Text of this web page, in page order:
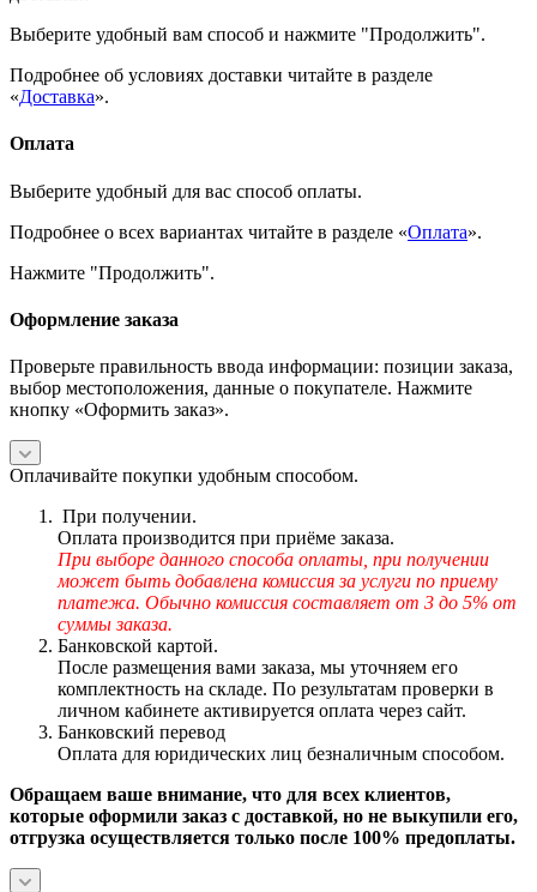
Выберите удобный вам способ и нажмите "Продолжить".
Подробнее об условиях доставки читайте в разделе
«Доставка».
Оплата
Выберите удобный для вас способ оплаты.
Подробнее о всех вариантах читайте в разделе «Оплата».
Нажмите "Продолжить".
Оформление заказа
Проверьте правильность ввода информации: позиции заказа,
выбор местоположения, данные о покупателе. Нажмите
кнопку «Оформить заказ».
Оплачивайте покупки удобным способом.
При получении.
Оплата производится при приёме заказа.
При выборе данного способа оплаты, при получении
может быть добавлена комиссия за услуги по приему
платежа. Обычно комиссия составляет от 3 до 5% от
суммы заказа.
Банковской картой.
После размещения вами заказа, мы уточняем его
комплектность на складе. По результатам проверки в
личном кабинете активируется оплата через сайт.
Банковский перевод
Оплата для юридических лиц безналичным способом.
Обращаем ваше внимание, что для всех клиентов,
которые оформили заказ с доставкой, но не выкупили его,
отгрузка осуществляется только после 100% предоплаты.